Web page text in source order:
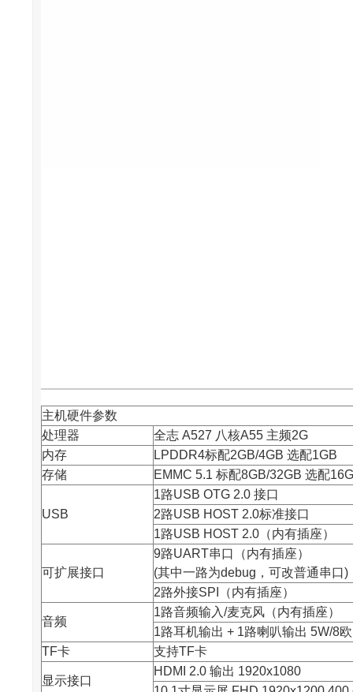
主机硬件参数
处理器
全志 A527 八核A55 主频2G
内存
LPDDR4标配2GB/4GB 选配1GB
存储
EMMC 5.1 标配8GB/32GB 选配
USB
1路USB OTG 2.0 接口
2路USB HOST 2.0标准接口
1路USB HOST 2.0（内有插座）
可扩展接口
9路UART串口（内有插座）
(其中一路为debug，可改普通串口)
2路外接SPI（内有插座）
音频
1路音频输入/麦克风（内有插座）
1路耳机输出 + 1路喇叭输出 5W/8
TF卡
支持TF卡
显示接口
HDMI 2.0 输出 1920x1080